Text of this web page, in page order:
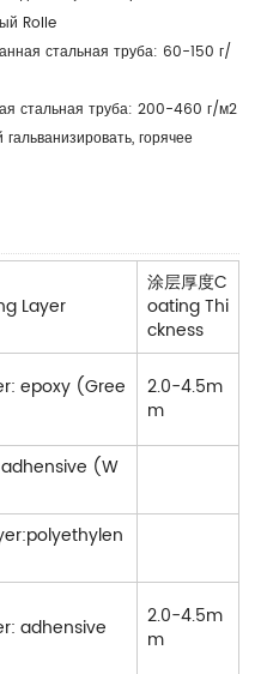
Rolle
стальная труба: 60-150 г/
стальная труба: 200-460 г/м2
горячее
Layer
涂层厚度C
oating Thi
ckness
epoxy (Gree
2.0-4.5m
m
(W
adhensive
2.0-4.5m
m